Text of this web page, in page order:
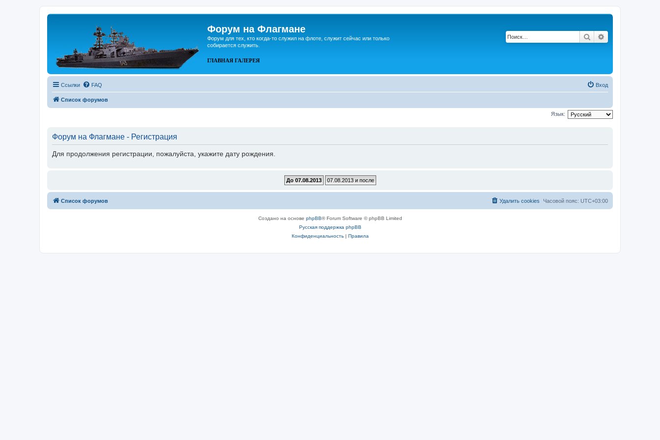
Форум на Флагмане
Форум для тех, кто когда-то служил на флоте, служит сейчас или только
собирается служить.
ГЛАВНАЯ ГАЛЕРЕЯ
Поиск
Ссылки FAQ Вход
Список форумов
Язык:
Форум на Флагмане - Регистрация
Для продолжения регистрации, пожалуйста, укажите дату рождения.
Список форумов Часовой пояс: UTC+03:00
Удалить cookies
Создано на основе phpBB® Forum Software © phpBB Limited
Русская поддержка phpBB
Конфиденциальность| Правила